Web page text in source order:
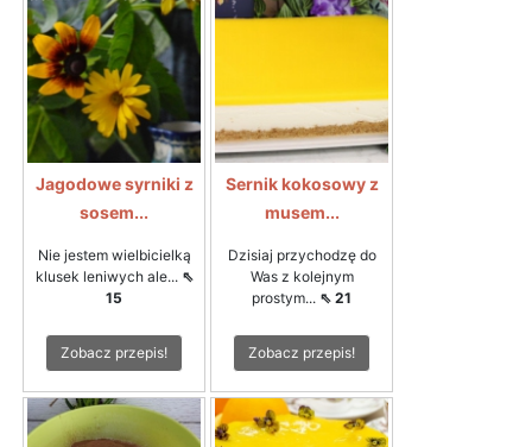
Jagodowe syrniki z
sosem...
Nie jestem wielbicielką
klusek leniwych ale... ⇖
15
Zobacz przepis!
Sernik kokosowy z
musem...
Dzisiaj przychodzę do
Was z kolejnym
prostym... ⇖ 21
Zobacz przepis!